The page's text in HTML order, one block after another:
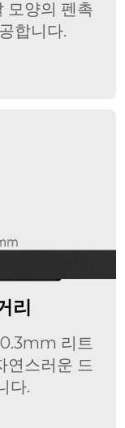
모양의 펜촉
합니다.
리
리트
연스러운 드
다.